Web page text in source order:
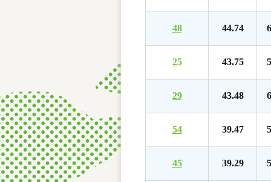
48 44.74
25 43.75
29 43.48
54 39.47
45 39.29